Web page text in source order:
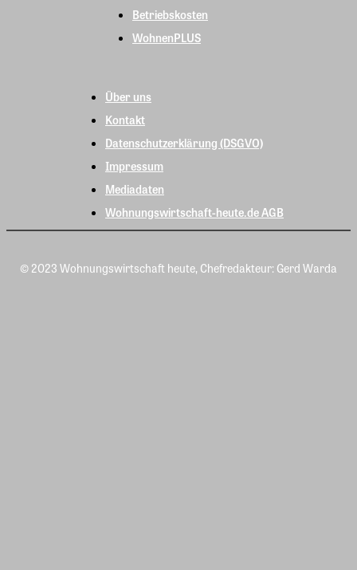
Betriebskosten
WohnenPLUS
Über uns
Kontakt
Datenschutzerklärung (DSGVO)
Impressum
Mediadaten
Wohnungswirtschaft-heute.de AGB
© 2023 Wohnungswirtschaft heute, Chefredakteur: Gerd Warda